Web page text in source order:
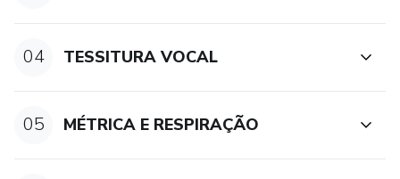
04 TESSITURA VOCAL
05 MÉTRICA E RESPIRAÇÃO